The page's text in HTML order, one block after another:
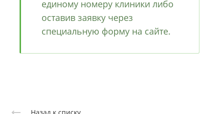
единому номеру клиники либо
оставив заявку через
специальную форму на сайте.